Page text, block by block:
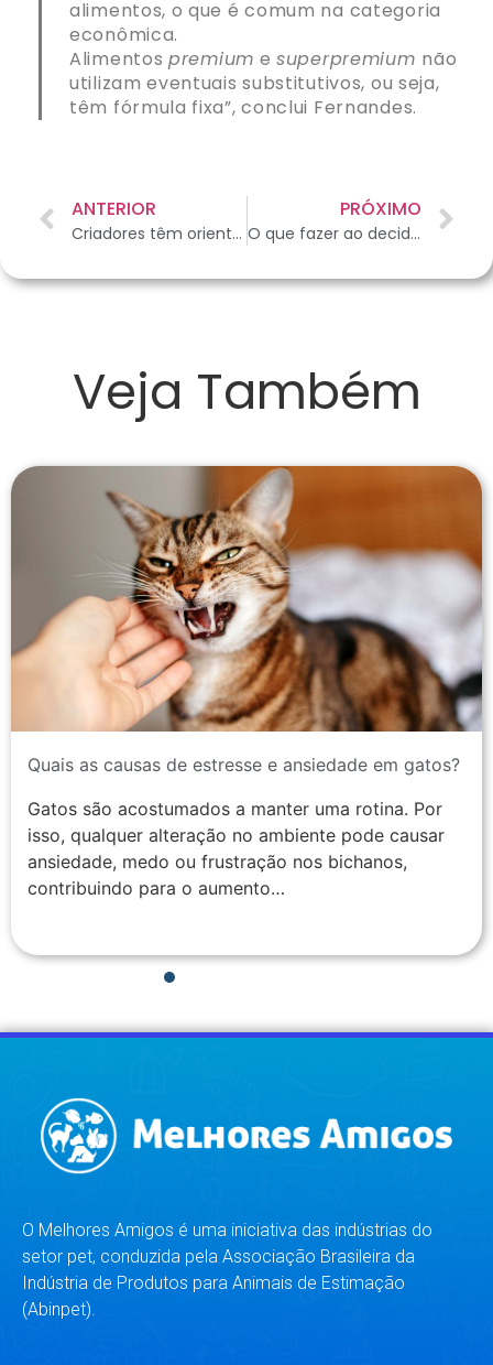
alimentos, o que é comum na categoria
econômica.
Alimentos premium esuperpremium não
utilizam eventuais substitutivos, ou seja,
têm fórmula fixa”, conclui Fernandes.
ANTERIOR
Criadores têm orientação de instituições internacionais para manterem o padrão das raças dos animais de estimação
PRÓXIMO
O que fazer ao decidir ter um cãozinho
Veja Também
Quais as causas de estresse e ansiedade em gatos?
Gatos são acostumados a manter uma rotina. Por
isso, qualquer alteração no ambiente pode causar
ansiedade, medo ou frustração nos bichanos,
contribuindo para o aumento…
O Melhores Amigos é uma iniciativa das indústrias do
setor pet, conduzida pela Associação Brasileira da
Indústria de Produtos para Animais de Estimação
(Abinpet).